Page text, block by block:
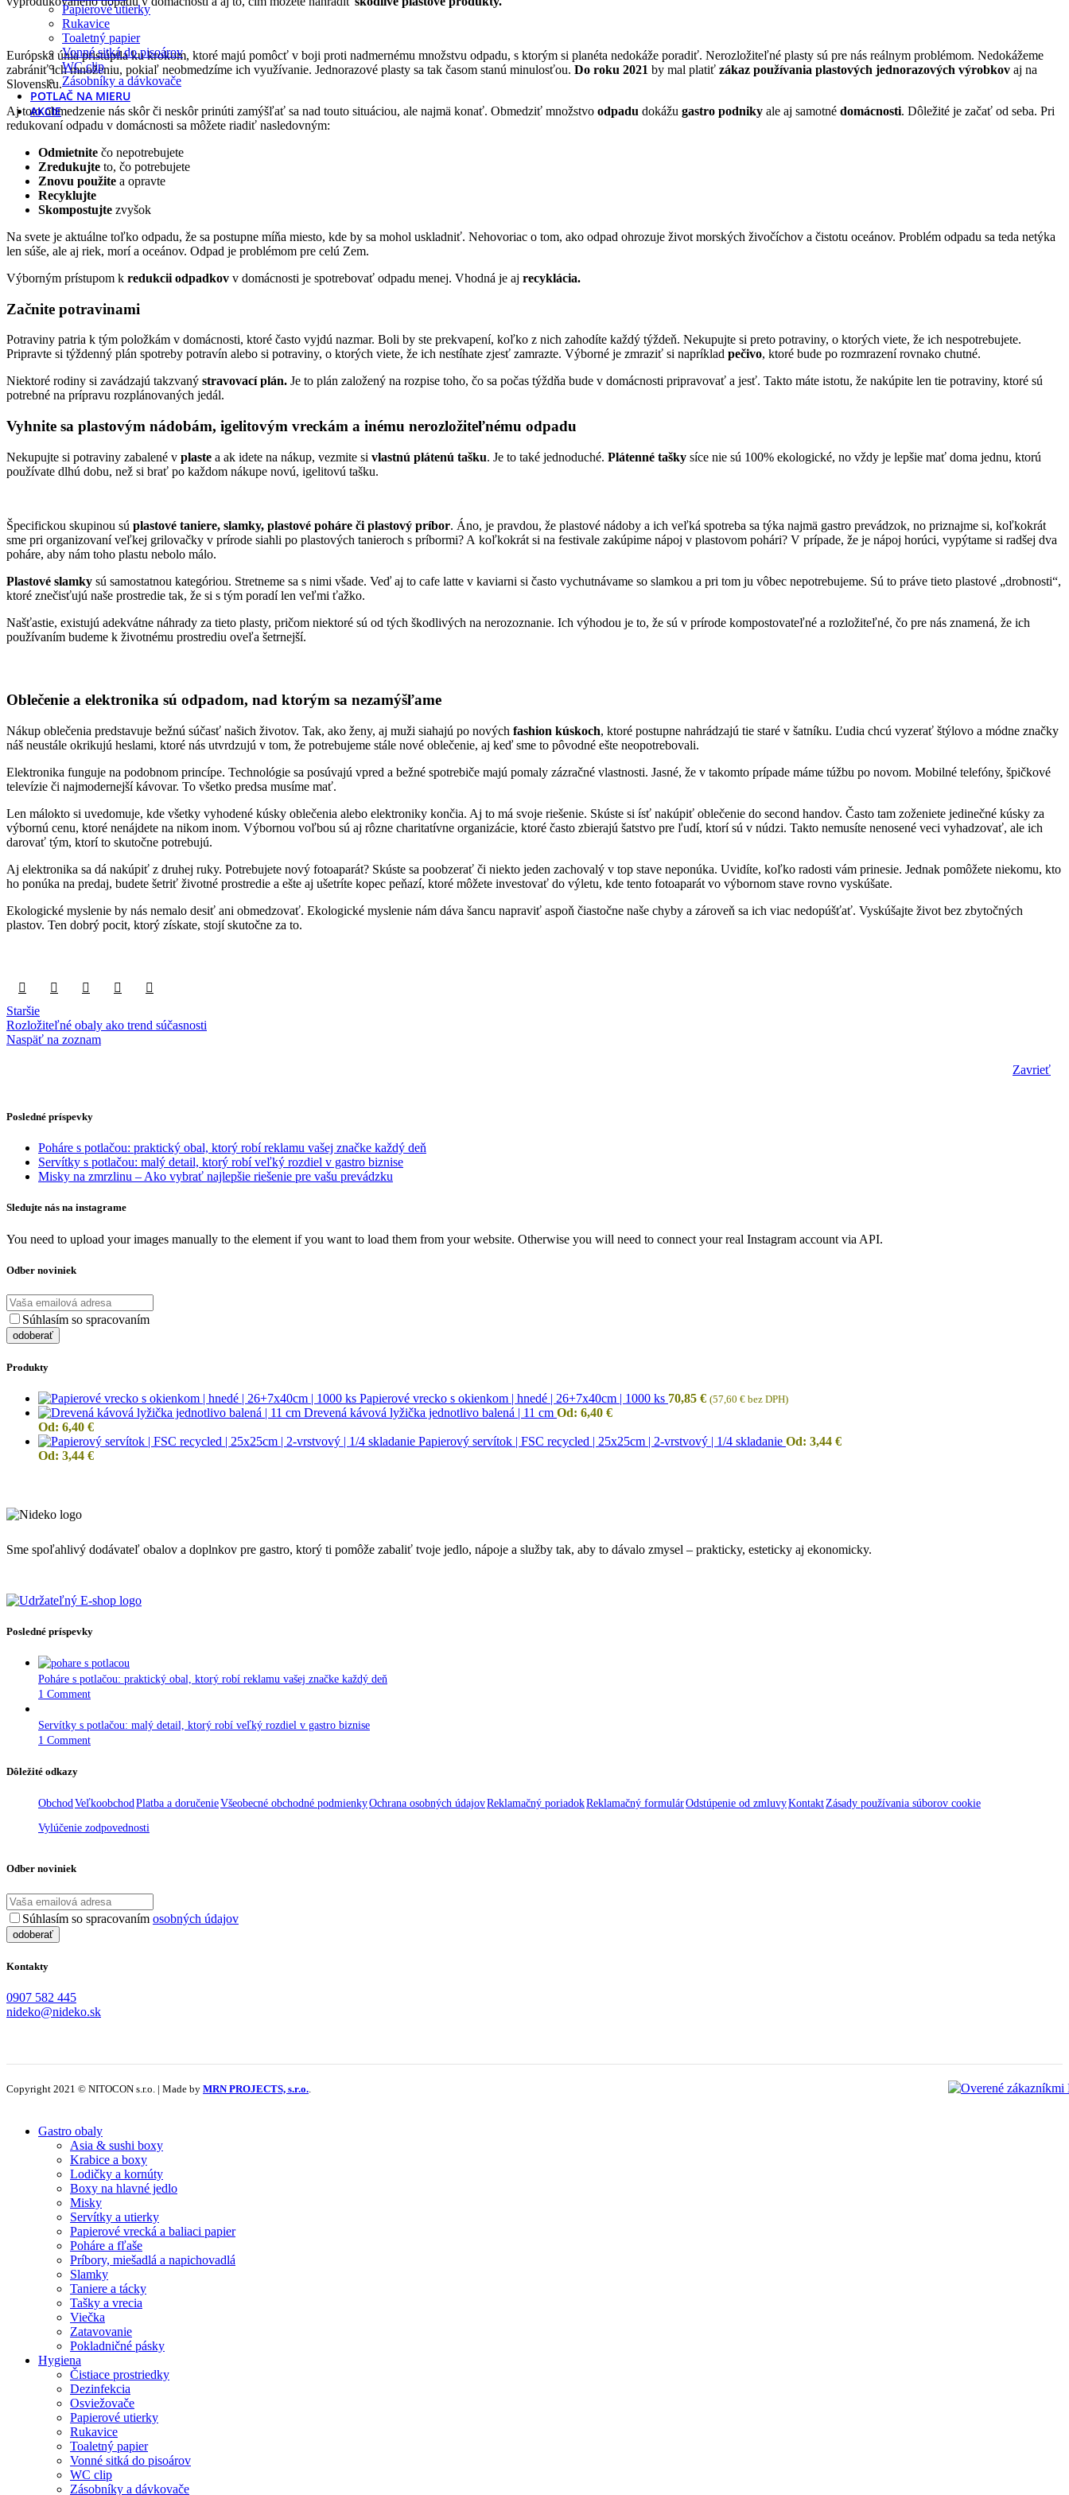
Papierové utierky
Rukavice
Toaletný papier
Vonné sitká do pisoárov
WC clip
Zásobníky a dávkovače
POTLAČ NA MIERU
AKCIE
Európska únia pristúpila ku krokom, ktoré majú pomôcť v boji proti nadmernému množstvu odpadu, s ktorým si planéta nedokáže poradiť. Nerozložiteľné plasty sú pre nás reálnym problémom. Nedokážeme
zabrániť ich množeniu, pokiaľ neobmedzíme ich využívanie. Jednorazové plasty sa tak časom stanú minulosťou. Do roku 2021 by mal platiť zákaz používania plastových jednorazových výrobkov aj na
Slovensku.
Aj toto obmedzenie nás skôr či neskôr prinúti zamýšľať sa nad touto situáciou, ale najmä konať. Obmedziť množstvo odpadu dokážu gastro podniky ale aj samotné domácnosti. Dôležité je začať od seba. Pri
redukovaní odpadu v domácnosti sa môžete riadiť nasledovným:
Odmietnite čo nepotrebujete
Zredukujte to, čo potrebujete
Znovu použite a opravte
Recyklujte
Skompostujte zvyšok
Na svete je aktuálne toľko odpadu, že sa postupne míňa miesto, kde by sa mohol uskladniť. Nehovoriac o tom, ako odpad ohrozuje život morských živočíchov a čistotu oceánov. Problém odpadu sa teda netýka
len súše, ale aj riek, morí a oceánov. Odpad je problémom pre celú Zem.
Výborným prístupom k redukcii odpadkov v domácnosti je spotrebovať odpadu menej. Vhodná je aj recyklácia.
Začnite potravinami
Potraviny patria k tým položkám v domácnosti, ktoré často vyjdú nazmar. Boli by ste prekvapení, koľko z nich zahodíte každý týždeň. Nekupujte si preto potraviny, o ktorých viete, že ich nespotrebujete.
Pripravte si týždenný plán spotreby potravín alebo si potraviny, o ktorých viete, že ich nestíhate zjesť zamrazte. Výborné je zmraziť si napríklad pečivo, ktoré bude po rozmrazení rovnako chutné.
Niektoré rodiny si zavádzajú takzvaný stravovací plán. Je to plán založený na rozpise toho, čo sa počas týždňa bude v domácnosti pripravovať a jesť. Takto máte istotu, že nakúpite len tie potraviny, ktoré sú
potrebné na prípravu rozplánovaných jedál.
Vyhnite sa plastovým nádobám, igelitovým vreckám a inému nerozložiteľnému odpadu
Nekupujte si potraviny zabalené v plaste a ak idete na nákup, vezmite si vlastnú plátenú tašku. Je to také jednoduché. Plátenné tašky síce nie sú 100% ekologické, no vždy je lepšie mať doma jednu, ktorú
používate dlhú dobu, než si brať po každom nákupe novú, igelitovú tašku.
Špecifickou skupinou sú plastové taniere, slamky, plastové poháre či plastový príbor. Áno, je pravdou, že plastové nádoby a ich veľká spotreba sa týka najmä gastro prevádzok, no priznajme si, koľkokrát
sme pri organizovaní veľkej grilovačky v prírode siahli po plastových tanieroch s príbormi? A koľkokrát si na festivale zakúpime nápoj v plastovom pohári? V prípade, že je nápoj horúci, vypýtame si radšej dva
poháre, aby nám toho plastu nebolo málo.
Plastové slamky sú samostatnou kategóriou. Stretneme sa s nimi všade. Veď aj to cafe latte v kaviarni si často vychutnávame so slamkou a pri tom ju vôbec nepotrebujeme. Sú to práve tieto plastové „drobnosti“,
ktoré znečisťujú naše prostredie tak, že si s tým poradí len veľmi ťažko.
Našťastie, existujú adekvátne náhrady za tieto plasty, pričom niektoré sú od tých škodlivých na nerozoznanie. Ich výhodou je to, že sú v prírode kompostovateľné a rozložiteľné, čo pre nás znamená, že ich
používaním budeme k životnému prostrediu oveľa šetrnejší.
Oblečenie a elektronika sú odpadom, nad ktorým sa nezamýšľame
Nákup oblečenia predstavuje bežnú súčasť našich životov. Tak, ako ženy, aj muži siahajú po nových fashion kúskoch, ktoré postupne nahrádzajú tie staré v šatníku. Ľudia chcú vyzerať štýlovo a módne značky
náš neustále okrikujú heslami, ktoré nás utvrdzujú v tom, že potrebujeme stále nové oblečenie, aj keď sme to pôvodné ešte neopotrebovali.
Elektronika funguje na podobnom princípe. Technológie sa posúvajú vpred a bežné spotrebiče majú pomaly zázračné vlastnosti. Jasné, že v takomto prípade máme túžbu po novom. Mobilné telefóny, špičkové
televízie či najmodernejší kávovar. To všetko predsa musíme mať.
Len málokto si uvedomuje, kde všetky vyhodené kúsky oblečenia alebo elektroniky končia. Aj to má svoje riešenie. Skúste si ísť nakúpiť oblečenie do second handov. Často tam zoženiete jedinečné kúsky za
výbornú cenu, ktoré nenájdete na nikom inom. Výbornou voľbou sú aj rôzne charitatívne organizácie, ktoré často zbierajú šatstvo pre ľudí, ktorí sú v núdzi. Takto nemusíte nenosené veci vyhadzovať, ale ich
darovať tým, ktorí to skutočne potrebujú.
Aj elektronika sa dá nakúpiť z druhej ruky. Potrebujete nový fotoaparát? Skúste sa poobzerať či niekto jeden zachovalý v top stave neponúka. Uvidíte, koľko radosti vám prinesie. Jednak pomôžete niekomu, kto
ho ponúka na predaj, budete šetriť životné prostredie a ešte aj ušetríte kopec peňazí, ktoré môžete investovať do výletu, kde tento fotoaparát vo výbornom stave rovno vyskúšate.
Ekologické myslenie by nás nemalo desiť ani obmedzovať. Ekologické myslenie nám dáva šancu napraviť aspoň čiastočne naše chyby a zároveň sa ich viac nedopúšťať. Vyskúšajte život bez zbytočných
plastov. Ten dobrý pocit, ktorý získate, stojí skutočne za to.
Staršie
Rozložiteľné obaly ako trend súčasnosti
Naspäť na zoznam
Zavrieť
Posledné príspevky
Poháre s potlačou: praktický obal, ktorý robí reklamu vašej značke každý deň
Servítky s potlačou: malý detail, ktorý robí veľký rozdiel v gastro biznise
Misky na zmrzlinu – Ako vybrať najlepšie riešenie pre vašu prevádzku
Sledujte nás na instagrame
You need to upload your images manually to the element if you want to load them from your website. Otherwise you will need to connect your real Instagram account via API.
Odber noviniek
Súhlasím so spracovaním
Produkty
Papierové vrecko s okienkom | hnedé | 26+7x40cm | 1000 ks 70,85 € (57,60 € bez DPH)
Drevená kávová lyžička jednotlivo balená | 11 cm Od: 6,40 €
Od: 6,40 €
Papierový servítok | FSC recycled | 25x25cm | 2-vrstvový | 1/4 skladanie Od: 3,44 €
Od: 3,44 €
Sme spoľahlivý dodávateľ obalov a doplnkov pre gastro, ktorý ti pomôže zabaliť tvoje jedlo, nápoje a služby tak, aby to dávalo zmysel – prakticky, esteticky aj ekonomicky.
Posledné príspevky
Poháre s potlačou: praktický obal, ktorý robí reklamu vašej značke každý deň
1 Comment
Servítky s potlačou: malý detail, ktorý robí veľký rozdiel v gastro biznise
1 Comment
Dôležité odkazy
ObchodVeľkoobchodPlatba a doručenieVšeobecné obchodné podmienkyOchrana osobných údajovReklamačný poriadokReklamačný formulárOdstúpenie od zmluvyKontaktZásady používania súborov cookie
Vylúčenie zodpovednosti
Odber noviniek
Súhlasím so spracovaním osobných údajov
Kontakty
0907 582 445
nideko@nideko.sk
Copyright 2021 © NITOCON s.r.o. | Made by MRN PROJECTS, s.r.o.
Gastro obaly
Asia & sushi boxy
Krabice a boxy
Lodičky a kornúty
Boxy na hlavné jedlo
Misky
Servítky a utierky
Papierové vrecká a baliaci papier
Poháre a fľaše
Príbory, miešadlá a napichovadlá
Slamky
Taniere a tácky
Tašky a vrecia
Viečka
Zatavovanie
Pokladničné pásky
Hygiena
Čistiace prostriedky
Dezinfekcia
Osviežovače
Papierové utierky
Rukavice
Toaletný papier
Vonné sitká do pisoárov
WC clip
Zásobníky a dávkovače